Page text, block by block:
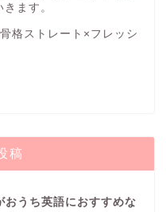
ます。
格ストレート×フレッシ
稿
うち英語におすすめな